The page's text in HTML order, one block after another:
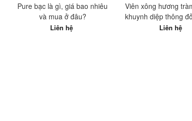
Pure bạc là gì, giá bao nhiêu
và mua ở đâu?
Liên hệ
Viên xông hương
khuynh diệp thông
nhiêu, mua ở đâu
Liên hệ